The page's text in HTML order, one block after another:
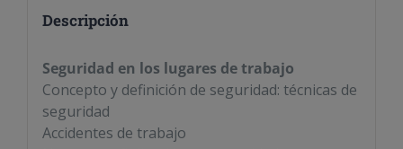
Descripción
Seguridad en los lugares de trabajo
Concepto y definición de seguridad: técnicas de
seguridad
Accidentes de trabajo